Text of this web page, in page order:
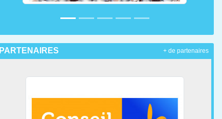
PARTENAIRES + de partenaires